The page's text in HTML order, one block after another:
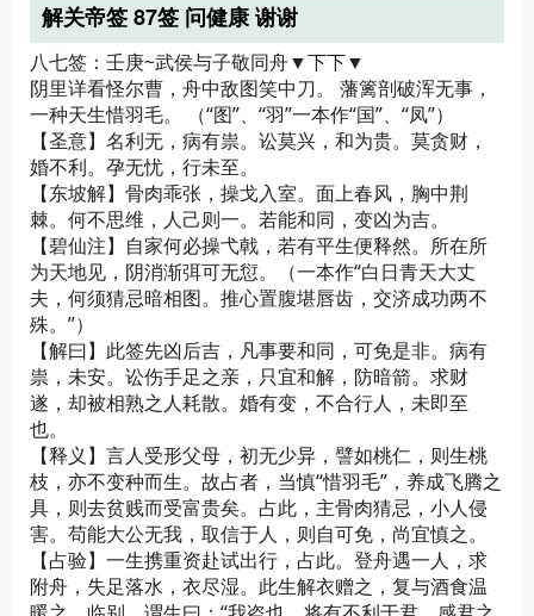
解关帝签 87签 问健康 谢谢
八七签：壬庚~武侯与子敬同舟▼下下▼
阴里详看怪尔曹，舟中敌图笑中刀。 藩篱剖破浑无事，
一种天生惜羽毛。 （“图”、“羽”一本作“国”、“凤”）
【圣意】名利无，病有祟。讼莫兴，和为贵。莫贪财，
婚不利。孕无忧，行未至。
【东坡解】骨肉乖张，操戈入室。面上春风，胸中荆
棘。何不思维，人己则一。若能和同，变凶为吉。
【碧仙注】自家何必操弋戟，若有平生便释然。所在所
为天地见，阴消渐弭可无愆。（一本作“白日青天大丈
夫，何须猜忌暗相图。推心置腹堪唇齿，交济成功两不
殊。”）
【解曰】此签先凶后吉，凡事要和同，可免是非。病有
祟，未安。讼伤手足之亲，只宜和解，防暗箭。求财
遂，却被相熟之人耗散。婚有变，不合行人，未即至
也。
【释义】言人受形父母，初无少异，譬如桃仁，则生桃
枝，亦不变种而生。故占者，当慎“惜羽毛”，养成飞腾之
具，则去贫贱而受富贵矣。占此，主骨肉猜忌，小人侵
害。苟能大公无我，取信于人，则自可免，尚宜慎之。
【占验】一生携重资赴试出行，占此。登舟遇一人，求
附舟，失足落水，衣尽湿。此生解衣赠之，复与酒食温